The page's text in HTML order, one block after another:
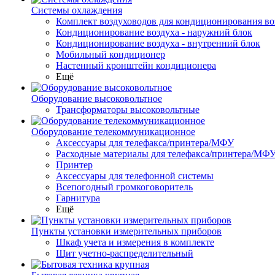
Системы охлаждения
Комплект воздуховодов для кондиционирования
Кондиционирование воздуха - наружний блок
Кондиционирование воздуха - внутренний блок
Мобильный кондиционер
Настенный кронштейн кондиционера
Ещё
Оборудование высоковольтное
Трансформаторы высоковольтные
Оборудование телекоммуникационное
Аксессуары для телефакса/принтера/МФУ
Расходные материалы для телефакса/принтера/
Принтер
Аксессуары для телефонной системы
Всепогодный громкоговоритель
Гарнитура
Ещё
Пункты установки измерительных приборов
Шкаф учета и измерения в комплекте
Щит учетно-распределительный